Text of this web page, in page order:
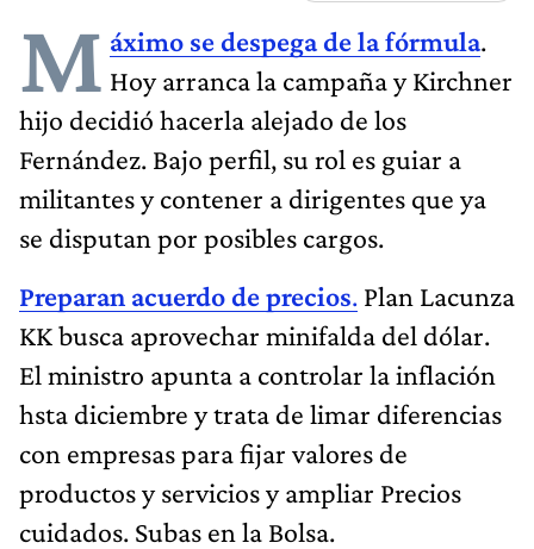
M áximo se despega de la fórmula.
Hoy arranca la campaña y Kirchner
hijo decidió hacerla alejado de los
Fernández. Bajo perfil, su rol es guiar a
militantes y contener a dirigentes que ya
se disputan por posibles cargos.
Preparan acuerdo de precios. Plan Lacunza
KK busca aprovechar minifalda del dólar.
El ministro apunta a controlar la inflación
hsta diciembre y trata de limar diferencias
con empresas para fijar valores de
productos y servicios y ampliar Precios
cuidados. Subas en la Bolsa.